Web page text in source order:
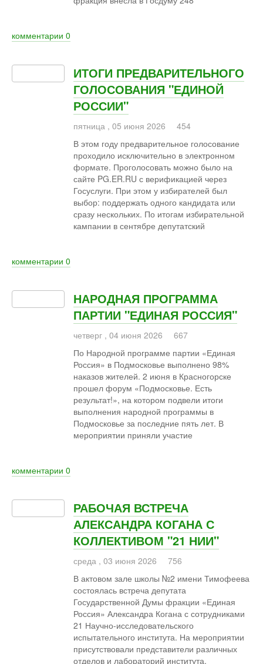
комментарии 0
ИТОГИ ПРЕДВАРИТЕЛЬНОГО
ГОЛОСОВАНИЯ "ЕДИНОЙ
РОССИИ"
пятница , 05 июня 2026
454
В этом году предварительное голосование
проходило исключительно в электронном
формате. Проголосовать можно было на
сайте PG.ER.RU с верификацией через
Госуслуги. При этом у избирателей был
выбор: поддержать одного кандидата или
сразу нескольких. По итогам избирательной
кампании в сентябре депутатский
комментарии 0
НАРОДНАЯ ПРОГРАММА
ПАРТИИ "ЕДИНАЯ РОССИЯ"
четверг , 04 июня 2026
667
По Народной программе партии «Единая
Россия» в Подмосковье выполнено 98%
наказов жителей. 2 июня в Красногорске
прошел форум «Подмосковье. Есть
результат!», на котором подвели итоги
выполнения народной программы в
Подмосковье за последние пять лет. В
мероприятии приняли участие
комментарии 0
РАБОЧАЯ ВСТРЕЧА
АЛЕКСАНДРА КОГАНА С
КОЛЛЕКТИВОМ "21 НИИ"
среда , 03 июня 2026
756
В актовом зале школы №2 имени Тимофеева
состоялась встреча депутата
Государственной Думы фракции «Единая
Россия» Александра Когана с сотрудниками
21 Научно-исследовательского
испытательного института. На мероприятии
присутствовали представители различных
отделов и лабораторий института,